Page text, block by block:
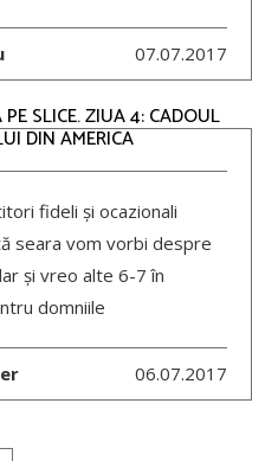
07.07.2017
SLICE. ZIUA 4: CADOUL
DIN AMERICA
fideli și ocazionali
seara vom vorbi despre
și vreo alte 6-7 în
domniile
06.07.2017